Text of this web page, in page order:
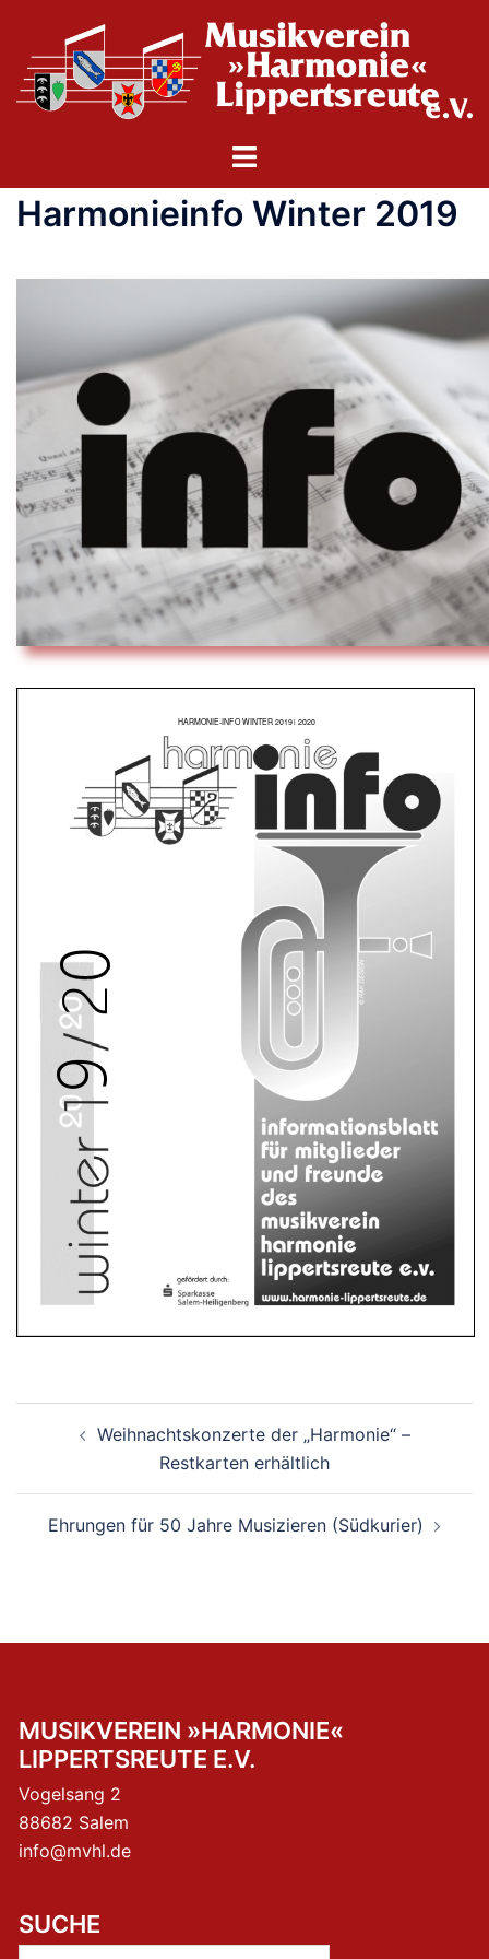
springen
Menü
Harmonieinfo Winter 2019
Weihnachtskonzerte der „Harmonie“ –
Restkarten erhältlich
Ehrungen für 50 Jahre Musizieren (Südkurier)
MUSIKVEREIN »HARMONIE«
LIPPERTSREUTE E.V.
Vogelsang 2
88682 Salem
info@mvhl.de
SUCHE